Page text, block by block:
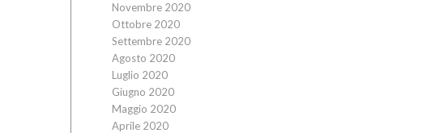
Novembre 2020
Ottobre 2020
Settembre 2020
Agosto 2020
Luglio 2020
Giugno 2020
Maggio 2020
Aprile 2020